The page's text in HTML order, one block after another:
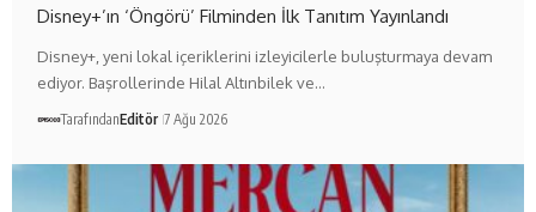
Disney+’ın ‘Öngörü’ Filminden İlk Tanıtım Yayınlandı
Disney+, yeni lokal içeriklerini izleyicilerle buluşturmaya devam
ediyor. Başrollerinde Hilal Altınbilek ve…
TarafındanEditör 7 Ağu 2026